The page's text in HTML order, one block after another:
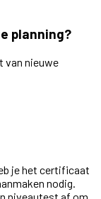
planning?
van nieuwe
je het certificaat
nodig.